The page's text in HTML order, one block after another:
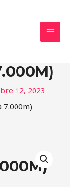
12, 2023
7.000m)